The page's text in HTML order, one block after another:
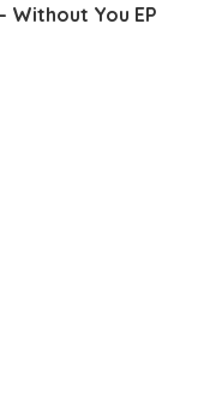
Without You EP